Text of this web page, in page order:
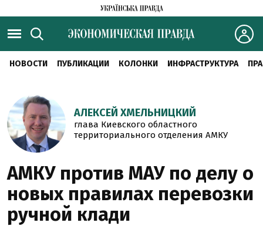
НОВОСТИ ПУБЛИКАЦИИ КОЛОНКИ ИНФРАСТРУКТУРА
АЛЕКСЕЙ ХМЕЛЬНИЦКИЙ
глава Киевского областного
территориального отделения АМКУ
АМКУ против МАУ по делу о
новых правилах перевозки
ручной клади